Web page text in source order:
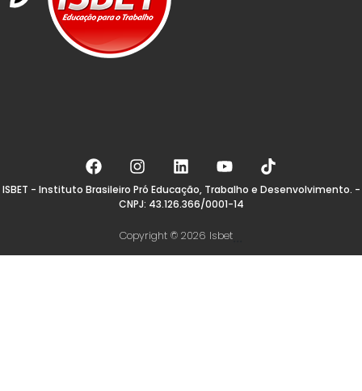
ISBET - Instituto Brasileiro Pró Educação, Trabalho e Desenvolvimento. -
CNPJ: 43.126.366/0001-14
Copyright © 2026 Isbet